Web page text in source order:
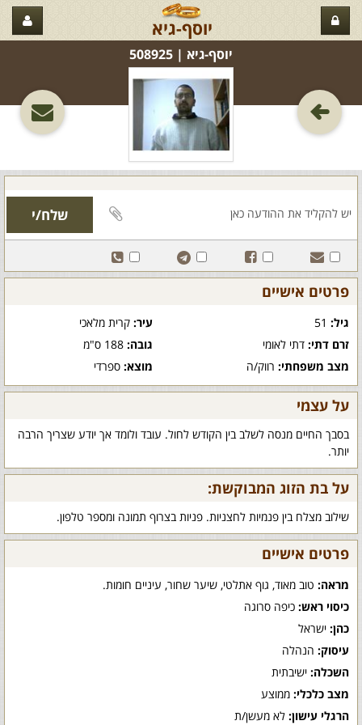
יוסף-גיא
יוסף-גיא‏ | 508925
פרטים אישיים
גיל: עיר:קרית מלאכי
זרם דתי: דתי לאומי גובה:188 ס"מ
מצב משפחתי: רווק/ה מוצא:ספרדי
על עצמי
בסבך החיים מנסה לשלב בין הקודש לחול. עובד ולומד אך יודע שצריך הרבה
יותר.
על בת הזוג המבוקשת:
שילוב מצלח בין פנמיות לחצניות. פניות בצרוף תמונה ומספר טלפון.
פרטים אישיים
מראה: טוב מאוד, גוף אתלטי, שיער שחור, עיניים חומות.
כיסוי ראש: כיפה סרוגה
כהן: ישראל
עיסוק: הנהלה
השכלה: ישיבתית
מצב כלכלי: ממוצע
הרגלי עישון: לא מעשן/ת